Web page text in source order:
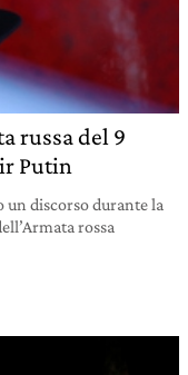
russa del 9
Putin
discorso durante la
rossa